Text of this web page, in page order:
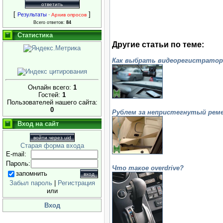
[ Результаты · Архив опросов ]
Всего ответов: 84
Статистика
Онлайн всего: 1
Гостей: 1
Пользователей нашего сайта:
0
Вход на сайт
войти через uid
Старая форма входа
E-mail:
Пароль:
запомнить
Забыл пароль
Регистрация
или
Вход
Другие статьи по теме:
Как выбрать видеорегистратор
Рублем за непристегнутый
Что такое overdrive?